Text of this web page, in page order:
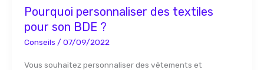
Pourquoi personnaliser des textiles
pour son BDE ?
Conseils / 07/09/2022
Vous souhaitez personnaliser des vêtements et